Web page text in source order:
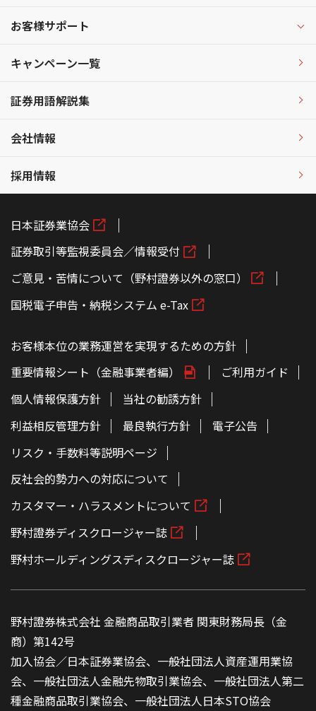
お客様サポート
キャンペーン一覧
証券用語解説集
会社情報
採用情報
日本証券業協会
証券取引等監視委員会／情報受付
ご意見・苦情について（野村證券以外の窓口）
国税電子申告・納税システム e-Tax
お客様本位の業務運営を実現するための方針
重要情報シート（金融事業者編）
ご利用ガイド
個人情報保護方針
当社の勧誘方針
利益相反管理方針
最良執行方針
電子公告
リスク・手数料等説明ページ
反社会的勢力への対応について
カスタマー・ハラスメントについて
野村證券ディスクロージャー誌
野村ホールディングスディスクロージャー誌
野村證券株式会社 金融商品取引業者 関東財務局長（金
商）第142号
加入協会／日本証券業協会、一般社団法人資産運用業協
会、一般社団法人金融先物取引業協会、一般社団法人第二
種金融商品取引業協会、一般社団法人日本STO協会